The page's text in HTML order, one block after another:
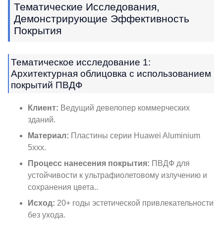
Тематические Исследования,
Демонстрирующие Эффективность
Покрытия
Тематическое исследование 1:
Архитектурная облицовка с использованием
покрытий ПВДФ
Клиент: Ведущий девелопер коммерческих
зданий.
Материал: Пластины серии Huawei Aluminium
5xxx.
Процесс нанесения покрытия: ПВДФ для
устойчивости к ультрафиолетовому излучению и
сохранения цвета..
Исход: 20+ годы эстетической привлекательности
без ухода.